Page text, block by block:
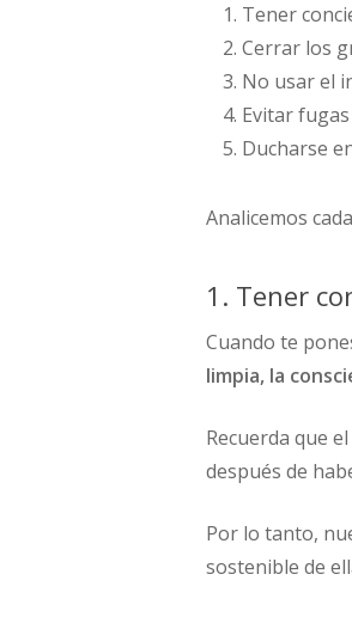
Tener
Cerrar los
No usar el
Evitar
Ducharse
Analicemos
1. Tener
Cuando te
limpia, la
Recuerda que
después de
Por lo tanto,
sostenible de